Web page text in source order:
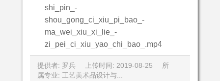
shi_pin_-
shou_gong_ci_xiu_pi_bao_-
ma_wei_xiu_xi_lie_-
zi_pei_ci_xiu_yao_chi_bao_.mp4
提供者: 罗兵 上传时间: 2019-08-25
所
属专业: 工艺美术品设计与...